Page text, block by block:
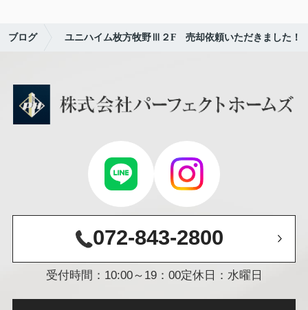
ブログ ユニハイム枚方牧野Ⅲ２F 売却依頼いただきました！
072-843-2800
受付時間：10:00～19：00定休日：水曜日